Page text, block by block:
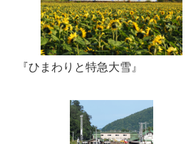
『ひまわりと特急大雪』